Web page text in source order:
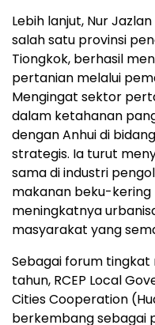
Lebih lanjut, Nur
salah satu provinsi
Tiongkok, berhasil
pertanian melalui
Mengingat sektor
dalam ketahanan
dengan Anhui di
strategis. Ia turut
sama di industri
makanan beku-kering
meningkatnya
masyarakat yang
Sebagai forum tingkat
tahun, RCEP Local
Cities Cooperation
berkembang sebagai